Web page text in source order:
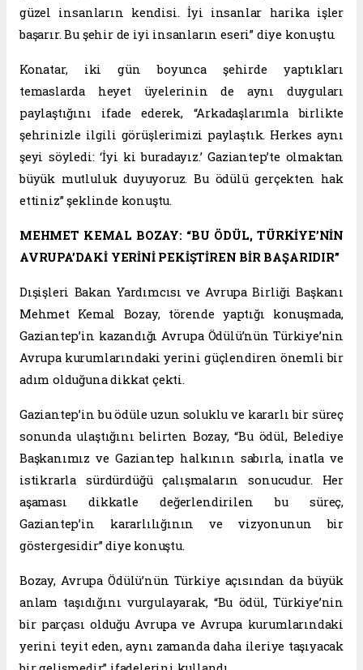
güzel insanların kendisi. İyi insanlar harika işler
başarır. Bu şehir de iyi insanların eseri” diye konuştu.
Konatar, iki gün boyunca şehirde yaptıkları
temaslarda heyet üyelerinin de aynı duyguları
paylaştığını ifade ederek, “Arkadaşlarımla birlikte
şehrinizle ilgili görüşlerimizi paylaştık. Herkes aynı
şeyi söyledi: ‘İyi ki buradayız.’ Gaziantep’te olmaktan
büyük mutluluk duyuyoruz. Bu ödülü gerçekten hak
ettiniz” şeklinde konuştu.
MEHMET KEMAL BOZAY: “BU ÖDÜL, TÜRKİYE’NİN
AVRUPA’DAKİ YERİNİ PEKİŞTİREN BİR BAŞARIDIR”
Dışişleri Bakan Yardımcısı ve Avrupa Birliği Başkanı
Mehmet Kemal Bozay, törende yaptığı konuşmada,
Gaziantep’in kazandığı Avrupa Ödülü’nün Türkiye’nin
Avrupa kurumlarındaki yerini güçlendiren önemli bir
adım olduğuna dikkat çekti.
Gaziantep’in bu ödüle uzun soluklu ve kararlı bir süreç
sonunda ulaştığını belirten Bozay, “Bu ödül, Belediye
Başkanımız ve Gaziantep halkının sabırla, inatla ve
istikrarla sürdürdüğü çalışmaların sonucudur. Her
aşaması dikkatle değerlendirilen bu süreç,
Gaziantep’in kararlılığının ve vizyonunun bir
göstergesidir” diye konuştu.
Bozay, Avrupa Ödülü’nün Türkiye açısından da büyük
anlam taşıdığını vurgulayarak, “Bu ödül, Türkiye’nin
bir parçası olduğu Avrupa ve Avrupa kurumlarındaki
yerini teyit eden, aynı zamanda daha ileriye taşıyacak